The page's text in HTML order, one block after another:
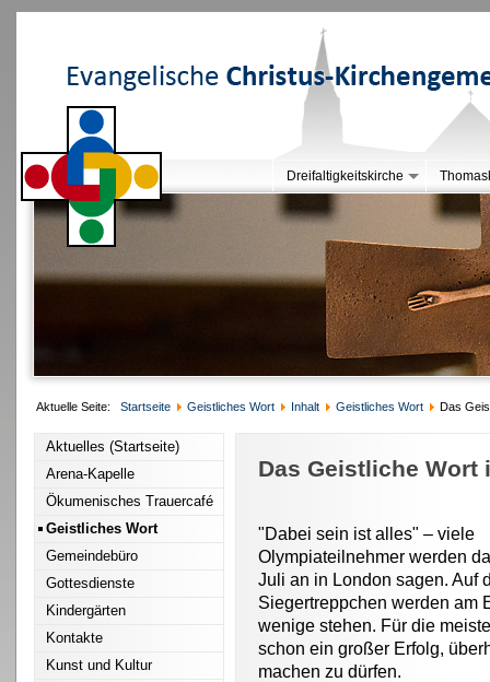
Dreifaltigkeitskirche
Aktuelle Seite: Startseite Geistliches Wort Inhalt Geistliches Wort Das
Aktuelles (Startseite)
Arena-Kapelle
Ökumenisches Trauercafé
Geistliches Wort
Gemeindebüro
Gottesdienste
Kindergärten
Kontakte
Kunst und Kultur
Das Geistliche Wort
"Dabei sein ist alles" – viele
Olympiateilnehmer werden
Juli an in London sagen. Auf
Siegertreppchen werden am
wenige stehen. Für die
schon ein großer Erfolg,
machen zu dürfen.